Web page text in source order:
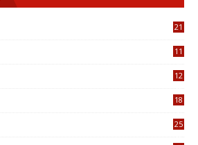
21
11
12
18
25